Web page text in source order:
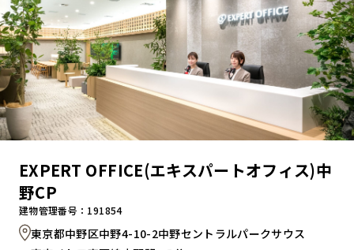
EXPERT OFFICE(エキスパートオフィス)中
野CP
建物管理番号：191854
東京都中野区中野4-10-2中野セントラルパークサウス